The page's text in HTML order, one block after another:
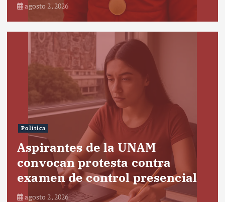
agosto 2, 2026
Política
Aspirantes de la UNAM
convocan protesta contra
examen de control presencial
agosto 2, 2026